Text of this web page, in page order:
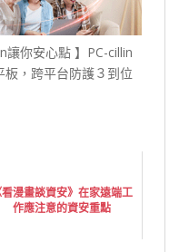
讓你安心點 】PC-cillin
，跨平台防護３到位
看漫畫談資安》在家遠端工
作應注意的資安重點